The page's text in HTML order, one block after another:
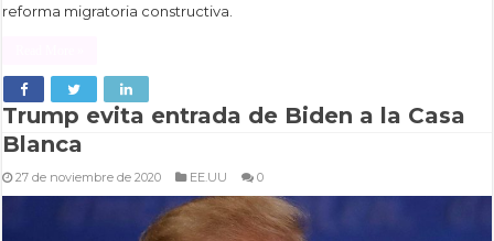
reforma migratoria constructiva.
Trump evita entrada de Biden a la Casa
Blanca
27 de noviembre de 2020 EE.UU 0